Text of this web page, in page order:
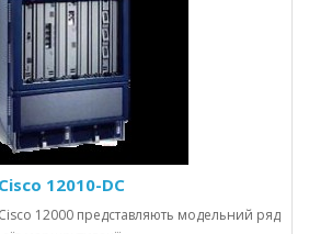
12010-DC
12000 представляють модельний ряд